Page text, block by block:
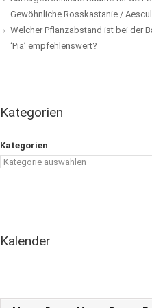
Gewöhnliche Rosskastanie /
Welcher Pflanzabstand ist bei der
‘Pia’ empfehlenswert?
Kategorien
Kategorien
Kalender